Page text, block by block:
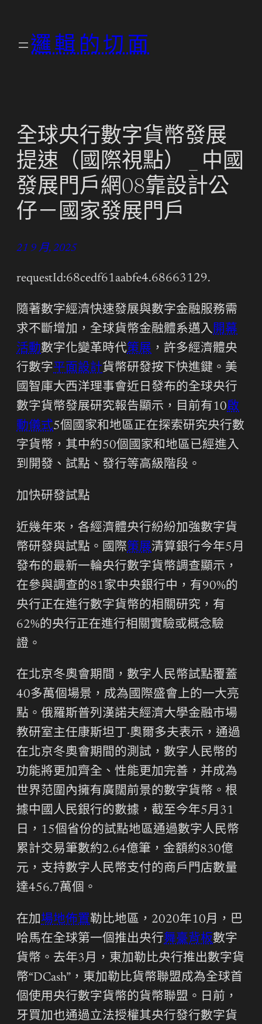
邏輯的切面
全球央行數字貨幣發展
提速（國際視點） _ 中國
發展門戶網08靠設計公
仔－國家發展門戶
21 9 月, 2025
requestId:68cedf61aabfe4.68663129.
隨著數字經濟快速發展與數字金融服務需
求不斷增加，全球貨幣金融體系邁入開幕
活動數字化變革時代策展 ，許多經濟體央
行數字平面設計貨幣研發按下快進鍵。美
國智庫大西洋理事會近日發布的全球央行
數字貨幣發展研究報告顯示，目前有10啟
動儀式5個國家和地區正在探索研究央行數
字貨幣，其中約50個國家和地區已經進入
到開發、試點、發行等高級階段。
加快研發試點
近幾年來，各經濟體央行紛紛加強數字貨
幣研發與試點。國際策展清算銀行今年5月
發布的最新一輪央行數字貨幣調查顯示，
在參與調查的81家中央銀行中，有90%的
央行正在進行數字貨幣的相關研究，有
62%的央行正在進行相關實驗或概念驗
證。
在北京冬奧會期間，數字人民幣試點覆蓋
40多萬個場景，成為國際盛會上的一大亮
點。俄羅斯普列漢諾夫經濟大學金融市場
教研室主任康斯坦丁·奧爾多夫表示，通過
在北京冬奧會期間的測試，數字人民幣的
功能將更加齊全、性能更加完善，并成為
世界范圍內擁有廣闊前景的數字貨幣。根
據中國人民銀行的數據，截至今年5月31
日，15個省份的試點地區通過數字人民幣
累計交易筆數約2.64億筆，金額約830億
元，支持數字人民幣支付的商戶門店數量
達456.7萬個。
在加場地佈置勒比地區，2020年10月，巴
哈馬在全球第一個推出央行舞臺背板數字
貨幣。去年3月，東加勒比央行推出數字貨
幣“DCash”，東加勒比貨幣聯盟成為全球首
個使用央行數字貨幣的貨幣聯盟。日前，
牙買加也通過立法授權其央行發行數字貨